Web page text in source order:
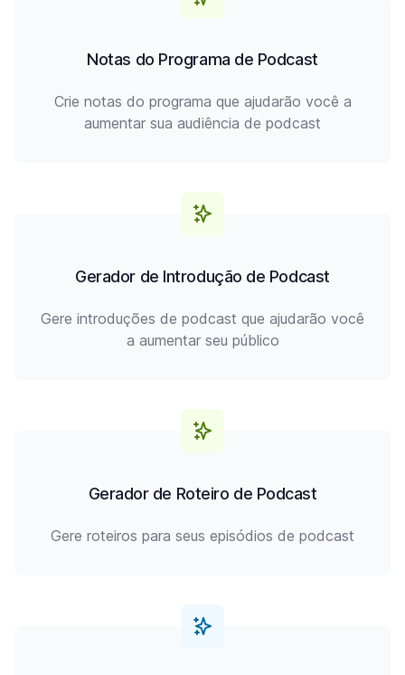
Notas do Programa de Podcast
Crie notas do programa que ajudarão você a
aumentar sua audiência de podcast
Gerador de Introdução de Podcast
Gere introduções de podcast que ajudarão você
a aumentar seu público
Gerador de Roteiro de Podcast
Gere roteiros para seus episódios de podcast